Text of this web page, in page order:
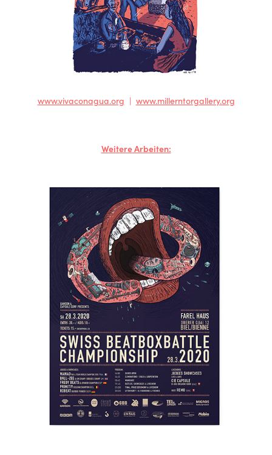
www.vivaconagua.org | www.millerntorgallery.org
Weitere Arbeiten:
Swiss Beatbox Battle